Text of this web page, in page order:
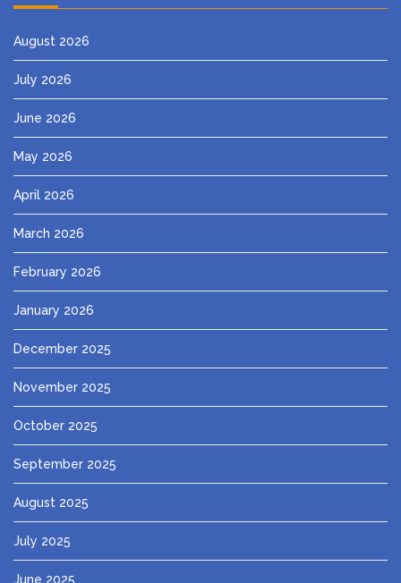
August 2026
July 2026
June 2026
May 2026
April 2026
March 2026
February 2026
January 2026
December 2025
November 2025
October 2025
September 2025
August 2025
July 2025
June 2025